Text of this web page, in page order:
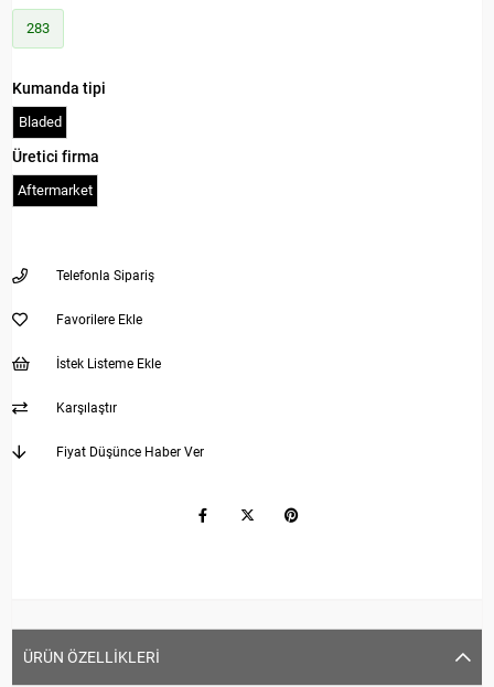
283
Kumanda tipi
Bladed
Üretici firma
Aftermarket
Telefonla Sipariş
Favorilere Ekle
İstek Listeme Ekle
Karşılaştır
Fiyat Düşünce Haber Ver
ÜRÜN ÖZELLIKLERI